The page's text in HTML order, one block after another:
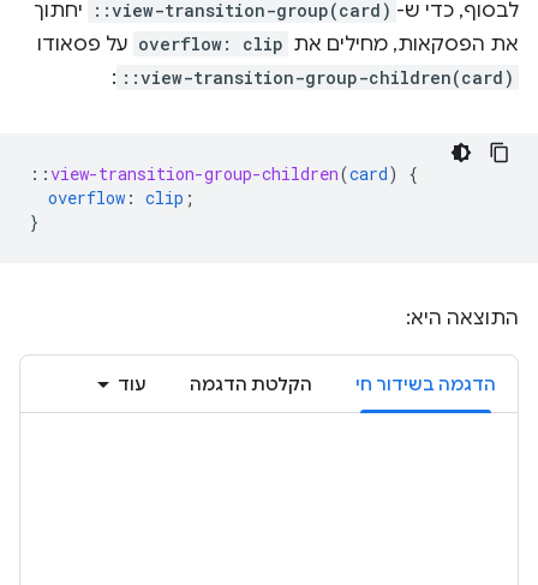
לבסוף, כדי ש- ::view-transition-group(card)
יחתוך
את הפסקאות, מחילים את overflow: clip על פסאודו
::view-transition-group-children(card)
:
::view-transition-group-children(card)
{
overflow : clip ;
}
התוצאה היא:
הדגמה בשידור חי הקלטת הדגמה עוד